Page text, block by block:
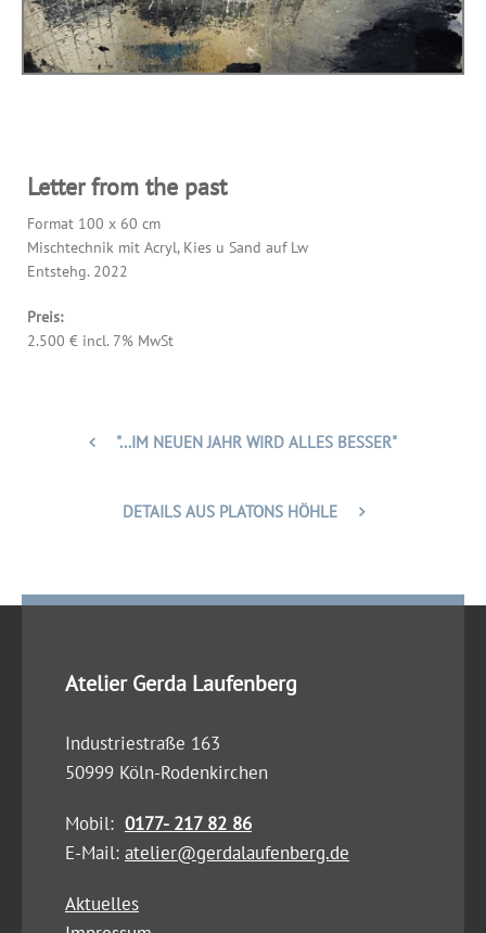
Letter from the past
Format 100 x 60 cm
Mischtechnik mit Acryl, Kies u Sand auf Lw
Entstehg. 2022
Preis:
2.500 € incl. 7% MwSt
"...IM NEUEN JAHR WIRD ALLES BESSER"
DETAILS AUS PLATONS HÖHLE
Atelier Gerda Laufenberg
Industriestraße 163
50999 Köln-Rodenkirchen
Mobil: 0177- 217 82 86
E-Mail: atelier@gerdalaufenberg.de
Aktuelles